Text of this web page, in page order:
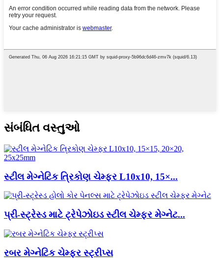
સંબંધિત વસ્તુઓ
સ્ટીલ મેગ્નેટિક ત્રિકોણ ચેમ્ફર L10x10, 15×...
પ્રી-સ્ટ્રેસ્ડ માટે ટ્રેપેઝોઇડ સ્ટીલ ચેમ્ફર મેગ્નેટ...
રબર મેગ્નેટિક ચેમ્ફર સ્ટ્રીપ્સ